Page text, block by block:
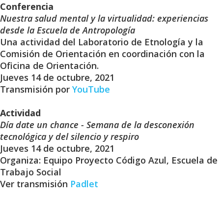
Conferencia
Nuestra salud mental y la virtualidad: experiencias
desde la Escuela de Antropología
Una actividad del Laboratorio de Etnología y la
Comisión de Orientación en coordinación con la
Oficina de Orientación.
Jueves 14 de octubre, 2021
Transmisión por YouTube
Actividad
Día date un chance - Semana de la desconexión
tecnológica y del silencio y respiro
Jueves 14 de octubre, 2021
Organiza: Equipo Proyecto Código Azul, Escuela de
Trabajo Social
Ver transmisión Padlet